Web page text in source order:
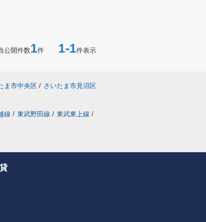
公開件数1件 1-1件表示
ま市中央区 / さいたま市見沼区
線 / 東武野田線 / 東武東上線 /